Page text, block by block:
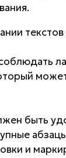
быть
и